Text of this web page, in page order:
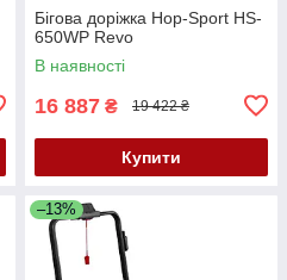
Бігова доріжка Hop-Sport HS-
650WP Revo
В наявності
16 887 ₴ 19 422 ₴
Купити
–13%